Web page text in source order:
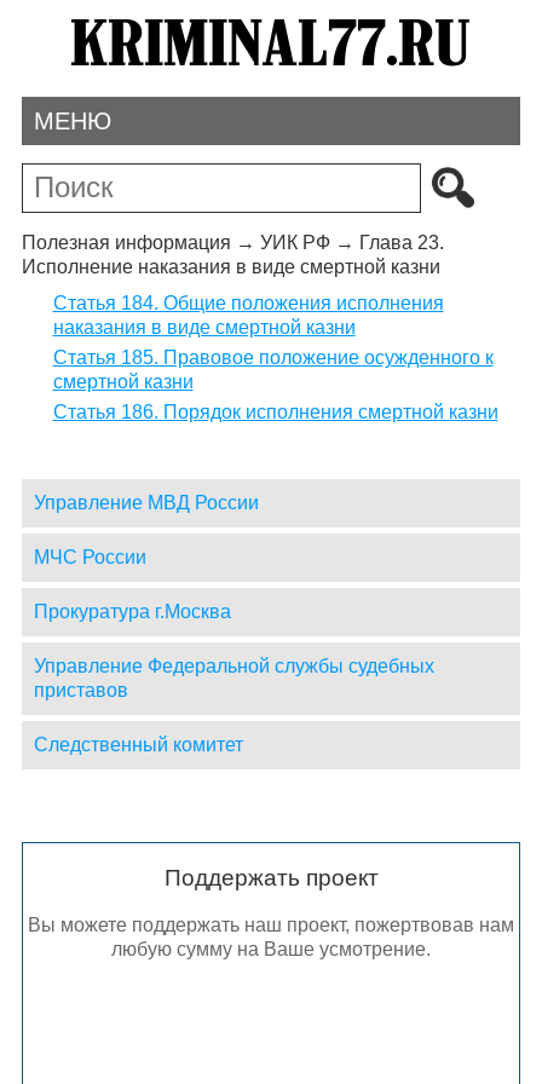
МЕНЮ
Полезная информация → УИК РФ→ Глава 23.
Исполнение наказания в виде смертной казни
Статья 184. Общие положения исполнения
наказания в виде смертной казни
Статья 185. Правовое положение осужденного к
смертной казни
Статья 186. Порядок исполнения смертной казни
Управление МВД России
МЧС России
Прокуратура г.Москва
Управление Федеральной службы судебных
приставов
Следственный комитет
Поддержать проект
Вы можете поддержать наш проект, пожертвовав нам
любую сумму на Ваше усмотрение.